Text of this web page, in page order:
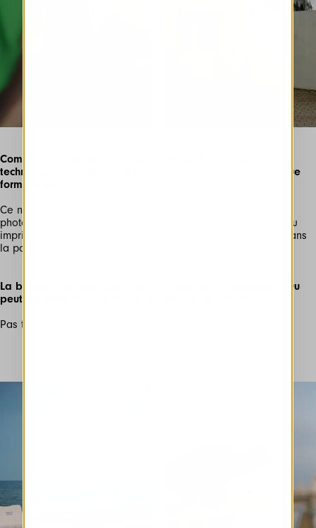
Comment les développements extraordinaires de la
technologie photographique y ont-ils un impact en tant que
forme d’art ?
Ce n’est pas une chose à laquelle je pense. Pour moi, une
photographie existe comme un objet, encadrée et montée ou
imprimée dans un livre et découverte par hasard. Tout est dans
la page.
La beauté naît-elle dans l'œil de celui qui la découvre ? Ou
peut-il y avoir des canons universels de la beauté ?
Pas toujours. La beauté peut souvent être négligée.